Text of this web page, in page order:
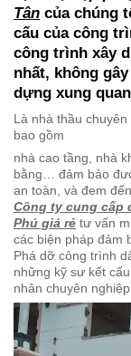
Dịch vụ đập
Tân của chúng
cấu của công
công trình xây
nhất, không
dựng xung
Là nhà thầu
bao gồm
nhà cao tầng, nhà
bằng… đảm bảo
an toàn, và đem
Công ty cung cấp
Phú giá rẻtư vấn
các biện pháp đảm
Phá dỡ công trình
những kỹ sư kết
nhân chuyên